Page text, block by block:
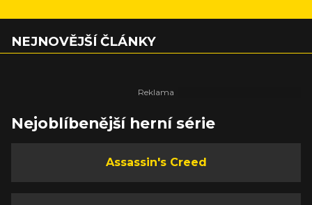
NEJNOVĚJŠÍ ČLÁNKY
Nejoblíbenější herní série
Assassin's Creed